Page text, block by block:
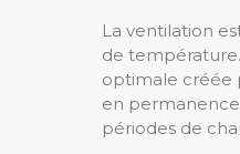
La ventilation
de température.
optimale créée
en
périodes de